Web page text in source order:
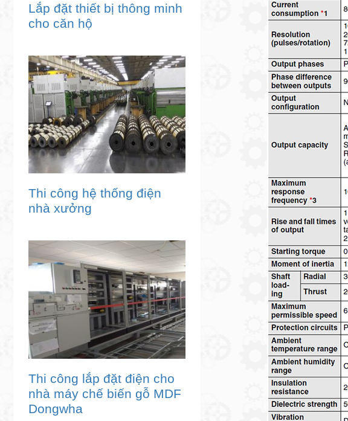
Lắp đặt thiết bị thông minh
cho căn hộ
Thi công hệ thống điện
nhà xưởng
Thi công lắp đặt điện cho
nhà máy chế biến gỗ MDF
Dongwha